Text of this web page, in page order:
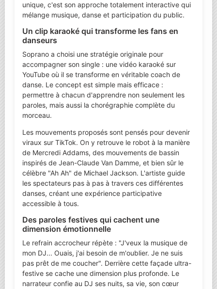
unique, c'est son approche totalement interactive qui
mélange musique, danse et participation du public.
Un clip karaoké qui transforme les fans en
danseurs
Soprano a choisi une stratégie originale pour
accompagner son single : une vidéo karaoké sur
YouTube où il se transforme en véritable coach de
danse. Le concept est simple mais efficace :
permettre à chacun d'apprendre non seulement les
paroles, mais aussi la chorégraphie complète du
morceau.
Les mouvements proposés sont pensés pour devenir
viraux sur TikTok. On y retrouve le robot à la manière
de Mercredi Addams, des mouvements de bassin
inspirés de Jean-Claude Van Damme, et bien sûr le
célèbre "Ah Ah" de Michael Jackson. L'artiste guide
les spectateurs pas à pas à travers ces différentes
danses, créant une expérience participative
accessible à tous.
Des paroles festives qui cachent une
dimension émotionnelle
Le refrain accrocheur répète : "J'veux la musique de
mon DJ... Ouais, j'ai besoin de m'oublier. Je ne suis
pas prêt de me coucher". Derrière cette façade ultra-
festive se cache une dimension plus profonde. Le
narrateur confie au DJ ses nuits, sa vie, son cœur